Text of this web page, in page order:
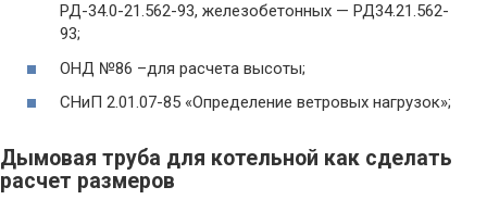
РД-34.0-21.562-93, железобетонных — РД34.21.562-
93;
ОНД №86 –для расчета высоты;
СНиП 2.01.07-85 «Определение ветровых нагрузок»;
Дымовая труба для котельной как сделать
расчет размеров